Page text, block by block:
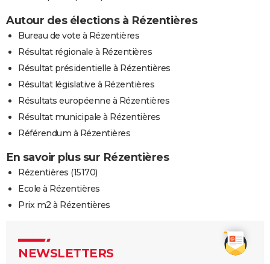
Autour des élections à Rézentières
Bureau de vote à Rézentières
Résultat régionale à Rézentières
Résultat présidentielle à Rézentières
Résultat législative à Rézentières
Résultats européenne à Rézentières
Résultat municipale à Rézentières
Référendum à Rézentières
En savoir plus sur Rézentières
Rézentières (15170)
Ecole à Rézentières
Prix m2 à Rézentières
NEWSLETTERS